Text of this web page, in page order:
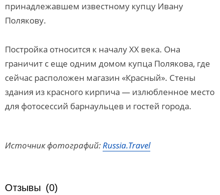
принадлежавшем известному купцу Ивану
Полякову.
Постройка относится к началу XX века. Она
граничит с еще одним домом купца Полякова, где
сейчас расположен магазин «Красный». Стены
здания из красного кирпича — излюбленное место
для фотосессий барнаульцев и гостей города.
Источник фотографий:Russia.Travel
Отзывы (0)